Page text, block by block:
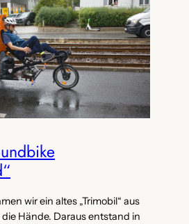
wir ein altes „Trimobil“ aus
Hände. Daraus entstand in